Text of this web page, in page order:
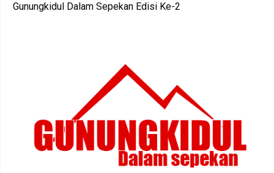
Gunungkidul Dalam Sepekan Edisi Ke-2